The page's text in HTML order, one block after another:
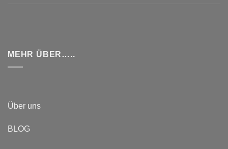
MEHR ÜBER…..
Über uns
BLOG